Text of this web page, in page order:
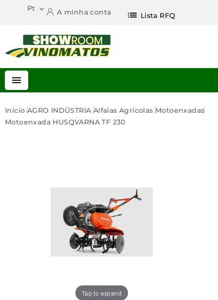
Pt  A minha conta list Lista RFQ

Início AGRO INDÚSTRIA Alfaias Agrícolas Motoenxadas
Motoenxada HUSQVARNA TF 230
Tap to expand